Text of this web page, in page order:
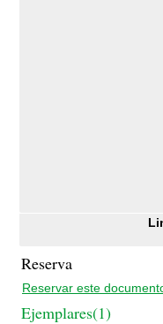
Reserva
Reservar este
Ejemplares(1)